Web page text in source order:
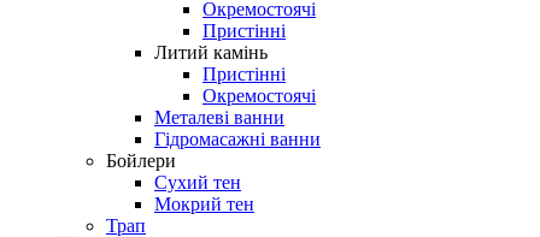
Окремостоячі
Пристінні
Литий камінь
Пристінні
Окремостоячі
Металеві ванни
Гідромасажні ванни
Бойлери
Сухий тен
Мокрий тен
Трап